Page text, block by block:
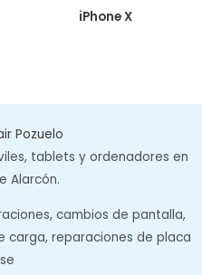
iPhone X
Pozuelo
tablets y ordenadores en
Alarcón.
cambios de pantalla,
reparaciones de placa